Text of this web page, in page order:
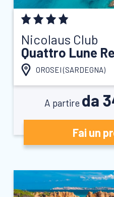
Nicolaus Club
Quattro Lune
OROSEI (SARDEGNA)
A partire da
Fai un